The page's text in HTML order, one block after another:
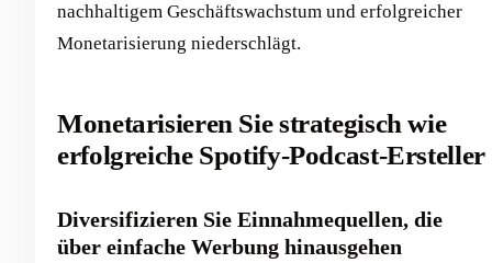
nachhaltigem Geschäftswachstum und erfolgreicher
Monetarisierung niederschlägt.
Monetarisieren Sie strategisch wie
erfolgreiche Spotify-Podcast-Ersteller
Diversifizieren Sie Einnahmequellen, die
über einfache Werbung hinausgehen